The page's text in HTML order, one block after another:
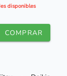
disponibles
COMPRAR